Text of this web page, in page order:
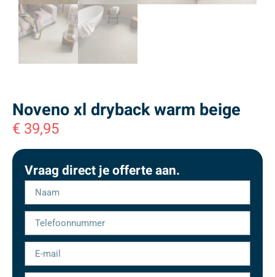
Noveno xl dryback warm beige
€ 39,95
Vraag direct je offerte aan.